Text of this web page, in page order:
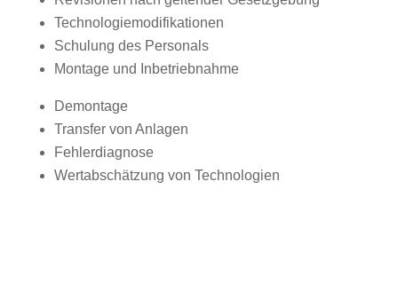
Technologiemodifikationen
Schulung des Personals
Montage und Inbetriebnahme
Demontage
Transfer von Anlagen
Fehlerdiagnose
Wertabschätzung von Technologien